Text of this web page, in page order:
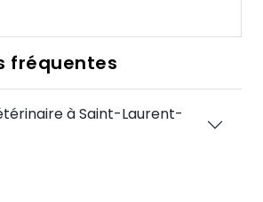
fréquentes
à Saint-Laurent-